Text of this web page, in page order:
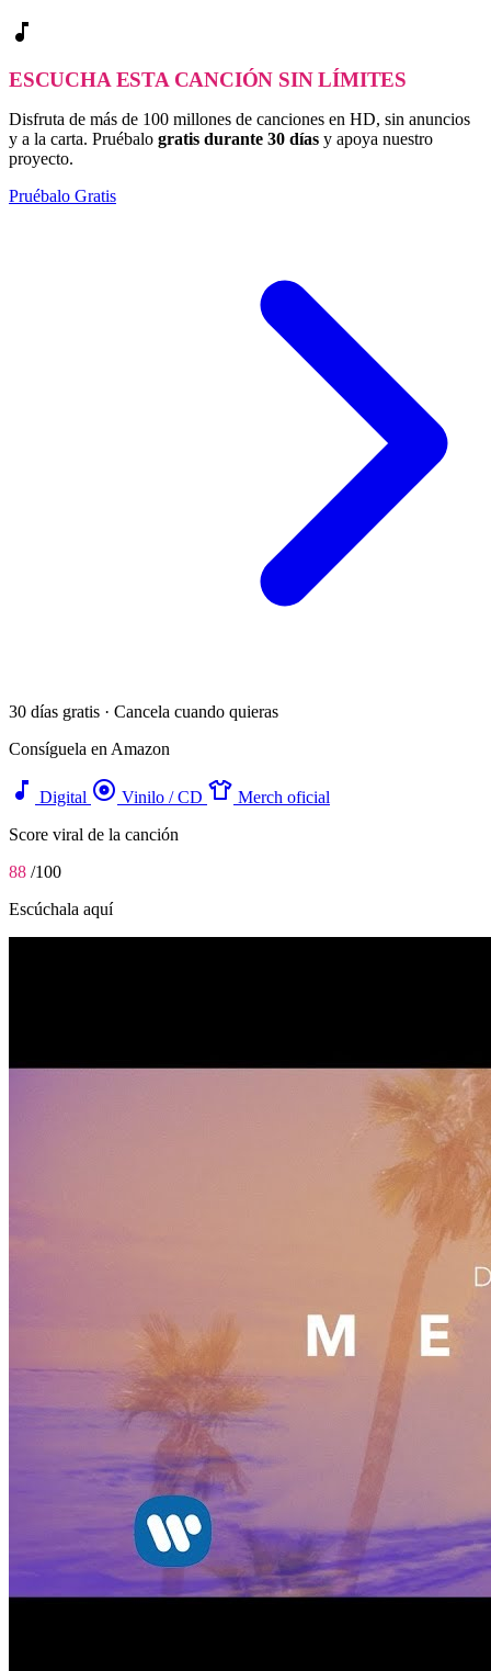
music_note
ESCUCHA ESTA CANCIÓN SIN LÍMITES
Disfruta de más de 100 millones de canciones en HD, sin anuncios
y a la carta. Pruébalo gratis durante 30 días y apoya nuestro
proyecto.
Pruébalo Gratis
30 días gratis · Cancela cuando quieras
Consíguela en Amazon
music_note Digital album Vinilo / CD apparel Merch oficial
Score viral de la canción
88 /100
Escúchala aquí